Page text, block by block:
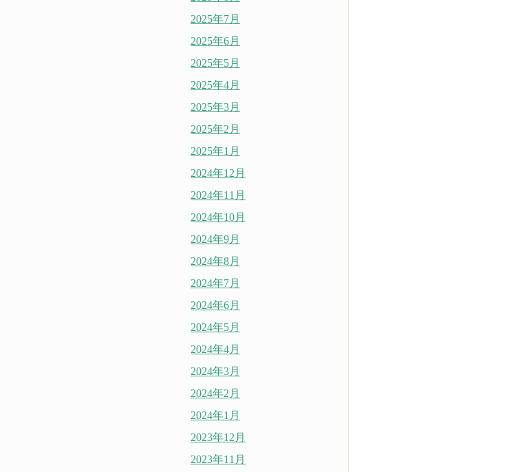
2025年7月
2025年6月
2025年5月
2025年4月
2025年3月
2025年2月
2025年1月
2024年12月
2024年11月
2024年10月
2024年9月
2024年8月
2024年7月
2024年6月
2024年5月
2024年4月
2024年3月
2024年2月
2024年1月
2023年12月
2023年11月